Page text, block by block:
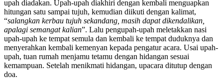
upah diadakan. Upah-upah diakhiri dengan kembali menguapkan
hitungan satu sampai tujuh, kemudian diikuti dengan kalimat,
“salangkan kerbau tujuh sekandang, masih dapat dikendalikan,
apalagi semangat kalian”. Lalu pengupah-upah meletakkan nasi
upah-upah ke tempat semula dan kembali ke tempat duduknya dan
menyerahkan kembali kemenyan kepada pengatur acara. Usai upah-
upah, tuan rumah menjamu tetamu dengan hidangan sesuai
kemampuan. Setelah menikmati hidangan, upacara ditutup dengan
doa.